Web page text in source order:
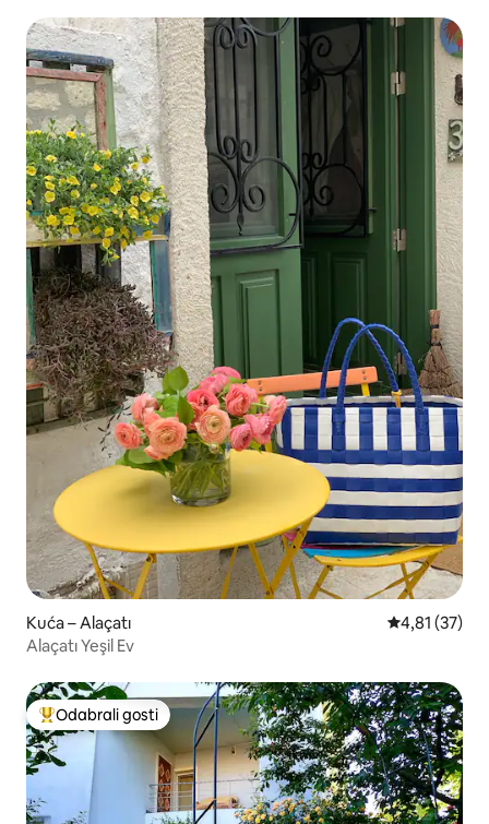
Kuća – Alaçatı Prosječna
4,81 (37)
Alaçatı Yeşil Ev
Među najviše rangiranima s oznakom „Odabrali gosti”
Odabrali gosti